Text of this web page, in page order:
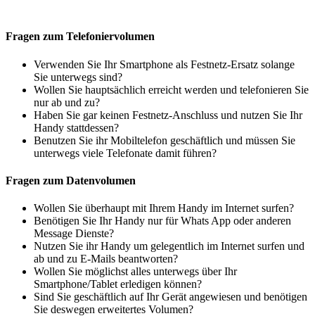
Fragen zum Telefoniervolumen
Verwenden Sie Ihr Smartphone als Festnetz-Ersatz solange
Sie unterwegs sind?
Wollen Sie hauptsächlich erreicht werden und telefonieren Sie
nur ab und zu?
Haben Sie gar keinen Festnetz-Anschluss und nutzen Sie Ihr
Handy stattdessen?
Benutzen Sie ihr Mobiltelefon geschäftlich und müssen Sie
unterwegs viele Telefonate damit führen?
Fragen zum Datenvolumen
Wollen Sie überhaupt mit Ihrem Handy im Internet surfen?
Benötigen Sie Ihr Handy nur für Whats App oder anderen
Message Dienste?
Nutzen Sie ihr Handy um gelegentlich im Internet surfen und
ab und zu E-Mails beantworten?
Wollen Sie möglichst alles unterwegs über Ihr
Smartphone/Tablet erledigen können?
Sind Sie geschäftlich auf Ihr Gerät angewiesen und benötigen
Sie deswegen erweitertes Volumen?